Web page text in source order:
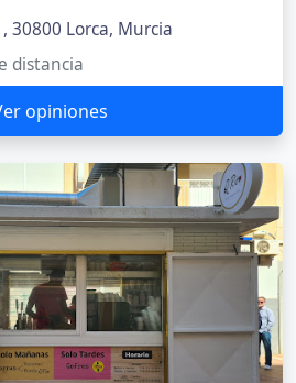
30800 Lorca, Murcia
distancia
opiniones